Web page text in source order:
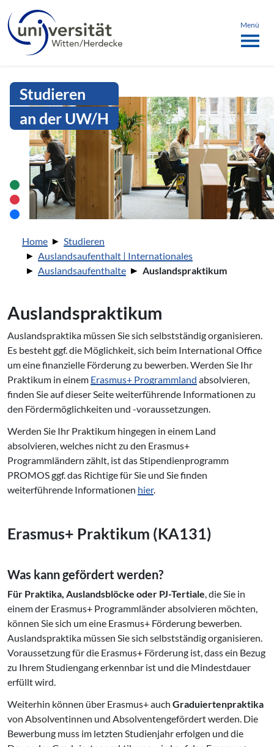
Intranet Uni WH |
Menü
Sprachmenü
schließen
Studieren
an der UW/H
Sie sind hier:
Home
Studieren
Auslandsaufenthalt | Internationales
Auslandsaufenthalte
Auslandspraktikum
Auslandspraktikum
Auslandspraktika müssen Sie sich selbstständig organisieren.
Es besteht ggf. die Möglichkeit, sich beim International Office
um eine finanzielle Förderung zu bewerben. Werden Sie Ihr
Praktikum in einem Erasmus+ Programmland absolvieren,
finden Sie auf dieser Seite weiterführende Informationen zu
den Fördermöglichkeiten und -voraussetzungen.
Werden Sie Ihr Praktikum hingegen in einem Land
absolvieren, welches nicht zu den Erasmus+
Programmländern zählt, ist das Stipendienprogramm
PROMOS ggf. das Richtige für Sie und Sie finden
weiterführende Informationen hier.
Erasmus+ Praktikum (KA131)
Was kann gefördert werden?
Für Praktika, Auslandsblöcke oder PJ-Tertiale, die Sie in
einem der Erasmus+ Programmländer absolvieren möchten,
können Sie sich um eine Erasmus+ Förderung bewerben.
Auslandspraktika müssen Sie sich selbstständig organisieren.
Voraussetzung für die Erasmus+ Förderung ist, dass ein Bezug
zu Ihrem Studiengang erkennbar ist und die Mindestdauer
erfüllt wird.
Weiterhin können über Erasmus+ auch Graduiertenpraktika
von Absolventinnen und Absolventengefördert werden. Die
Bewerbung muss im letzten Studienjahr erfolgen und die